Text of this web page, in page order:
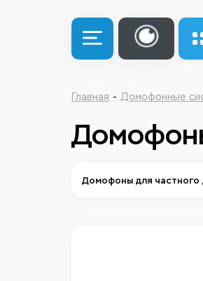
Главная Домофонные
Домофоны для частного